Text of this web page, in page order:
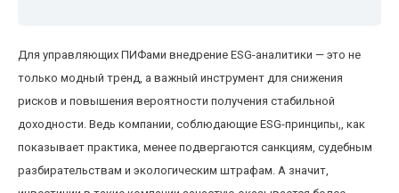
Для управляющих ПИФами внедрение ESG-аналитики — это не
только модный тренд, а важный инструмент для снижения
рисков и повышения вероятности получения стабильной
доходности. Ведь компании, соблюдающие ESG-принципы,, как
показывает практика, менее подвергаются санкциям, судебным
разбирательствам и экологическим штрафам. А значит,